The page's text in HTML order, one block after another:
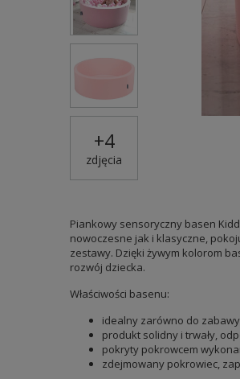
+4
zdjęcia
Piankowy sensoryczny basen
nowoczesne jak i klasyczne,
zestawy. Dzięki żywym kolorom
rozwój dziecka.
Właściwości basenu:
idealny zarówno do
produkt solidny i trwały,
pokryty pokrowcem
zdejmowany pokrowiec,